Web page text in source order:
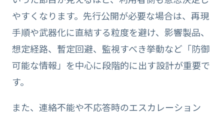
やすくなります。先行公開が必要な場合は、再現
手順や武器化に直結する粒度を避け、影響製品、
想定経路、暫定回避、監視すべき挙動など「防御
可能な情報」を中心に段階的に出す設計が重要で
す。
また、連絡不能や不応答時のエスカレーション